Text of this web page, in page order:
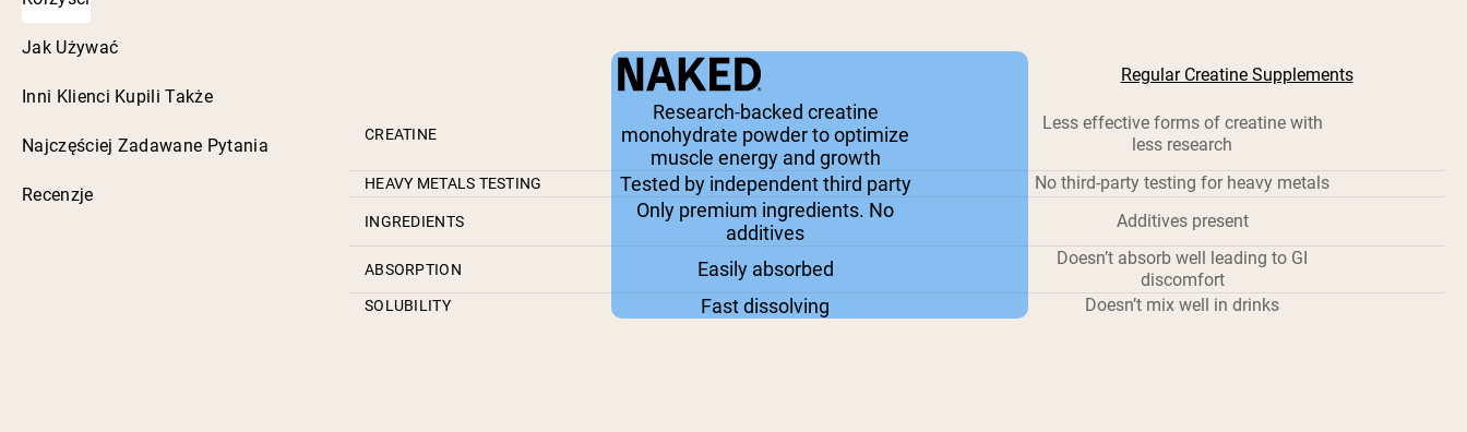
Jak Używać
Inni Klienci Kupili Także
Najczęściej Zadawane Pytania
Recenzje
Regular Creatine Supplements
CREATINE
Research-backed creatine
monohydrate powder to optimize
muscle energy and growth
Less effective forms of creatine with
less research
HEAVY METALS TESTING Tested by independent third party No third-party testing for heavy metals
INGREDIENTS
Only premium ingredients. No
additives
Additives present
ABSORPTION Easily absorbed
Doesn’t absorb well leading to GI
discomfort
SOLUBILITY Fast dissolving Doesn’t mix well in drinks